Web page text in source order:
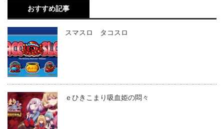
おすすめ記事
スマスロ タコスロ
ｅひきこまり吸血姫の悶々